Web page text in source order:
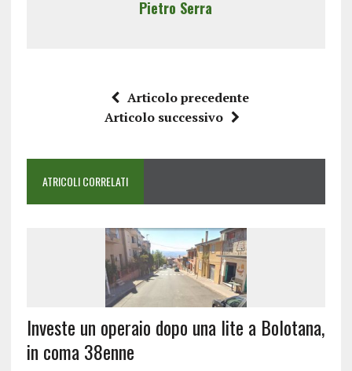
Pietro Serra
Articolo precedente
Articolo successivo
ATRICOLI CORRELATI
Investe un operaio dopo una lite a Bolotana,
in coma 38enne